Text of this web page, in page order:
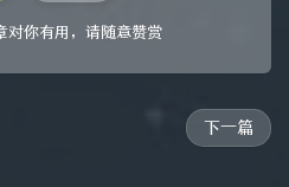
对你有用，请随意赞赏
下一篇